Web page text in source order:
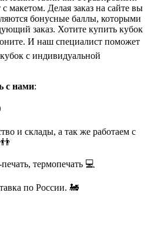
макетом. Делая заказ на сайте вы
бонусные баллы, которыми
заказ. Хотите купить кубок
И наш специалист поможет
с индивидуальной
с нами:
и склады, а так же работаем с
термопечать 💻
по России. 🚂